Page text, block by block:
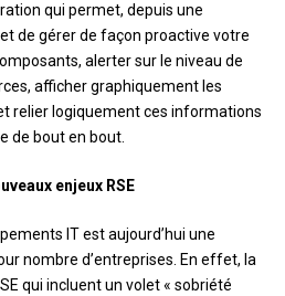
qui permet, depuis une
de gérer de façon proactive votre
alerter sur le niveau de
afficher graphiquement les
relier logiquement ces informations
de bout en bout.
enjeux RSE
IT est aujourd’hui une
nombre d’entreprises. En effet, la
qui incluent un volet « sobriété